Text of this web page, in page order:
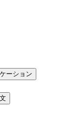
ーション